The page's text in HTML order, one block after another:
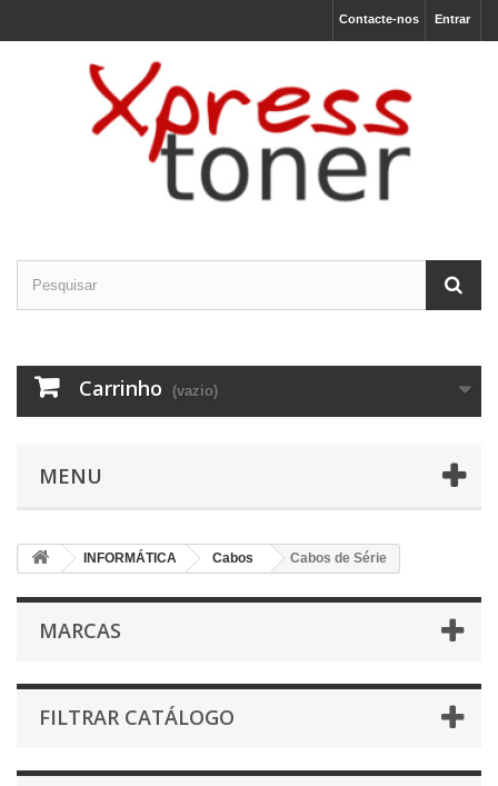
O nosso site usa cookies
Utilizamos cookies e outras tecnologias de
medição para melhorar a sua experiência de
navegação no nosso site, de forma a
direcionados, analisar o tráfego do site e
entender de onde vêm os visitantes.
Eu recuso
Alterar as minhas preferências
Entrar
Contacte-nos
Carrinho (vazio)
MENU
INFORMÁTICA Cabos Cabos de Série
MARCAS
FILTRAR CATÁLOGO